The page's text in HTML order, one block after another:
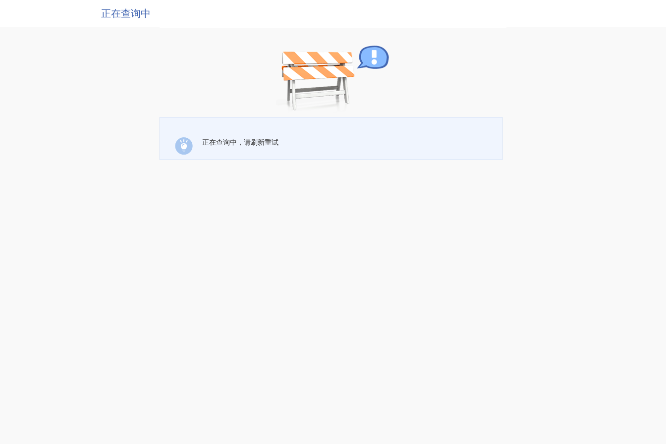
正在查询中
正在查询中，请刷新重试